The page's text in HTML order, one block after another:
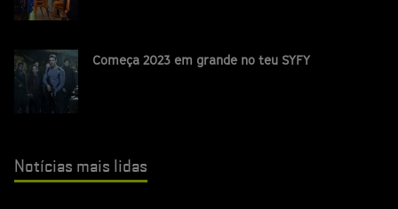
Começa 2023 em grande no teu SYFY
Notícias mais lidas